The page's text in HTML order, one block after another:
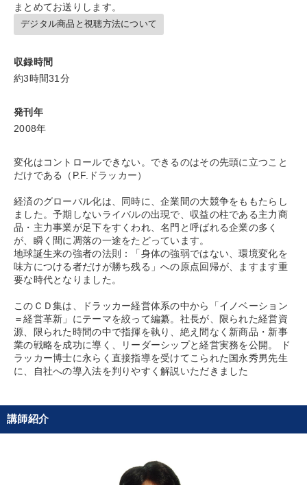
ドラッカー IT・デジタル活用
営業 MBA
仕組み
まとめてお送りします。
デジタル商品と視聴方法について
収録時間
約3時間31分
発刊年
2008年
変化はコントロールできない。できるのはその先頭に立つこと
だけである（P.F.ドラッカー）
経済のグローバル化は、同時に、企業間の大競争をももたらし
ました。予期しないライバルの出現で、収益の柱である主力商
品・主力事業が足下をすくわれ、名門と呼ばれる企業の多く
が、瞬く間に凋落の一途をたどっています。
地球誕生来の強者の法則：「身体の強弱ではない、環境変化を
味方につける者だけが勝ち残る」への原点回帰が、ますます重
要な時代となりました。
このＣＤ集は、ドラッカー経営体系の中から「イノベーション
＝経営革新」にテーマを絞って編纂。社長が、限られた経営資
源、限られた時間の中で指揮を執り、絶え間なく新商品・新事
業の戦略を成功に導く、リーダーシップと経営実務を公開。 ド
ラッカー博士に永らく直接指導を受けてこられた国永秀男先生
に、自社への導入法を判りやすく解説いただきました
講師紹介